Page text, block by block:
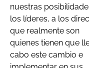
nuestras
los líderes, a los
que realmente son
quienes tienen que
cabo este cambio e